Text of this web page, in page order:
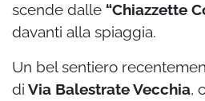
scende dalle “Chiazzette
davanti alla spiaggia.
Un bel sentiero
di Via Balestrate Vecchia,